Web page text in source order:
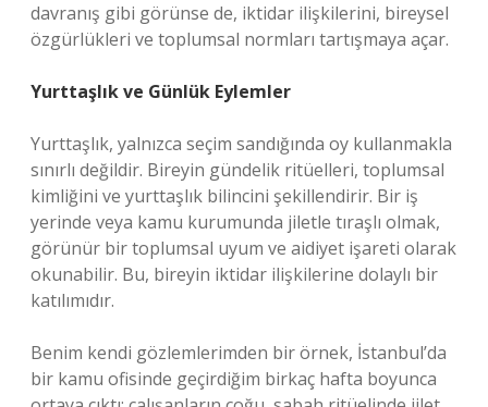
davranış gibi görünse de, iktidar ilişkilerini, bireysel
özgürlükleri ve toplumsal normları tartışmaya açar.
Yurttaşlık ve Günlük Eylemler
Yurttaşlık, yalnızca seçim sandığında oy kullanmakla
sınırlı değildir. Bireyin gündelik ritüelleri, toplumsal
kimliğini ve yurttaşlık bilincini şekillendirir. Bir iş
yerinde veya kamu kurumunda jiletle tıraşlı olmak,
görünür bir toplumsal uyum ve aidiyet işareti olarak
okunabilir. Bu, bireyin iktidar ilişkilerine dolaylı bir
katılımıdır.
Benim kendi gözlemlerimden bir örnek, İstanbul’da
bir kamu ofisinde geçirdiğim birkaç hafta boyunca